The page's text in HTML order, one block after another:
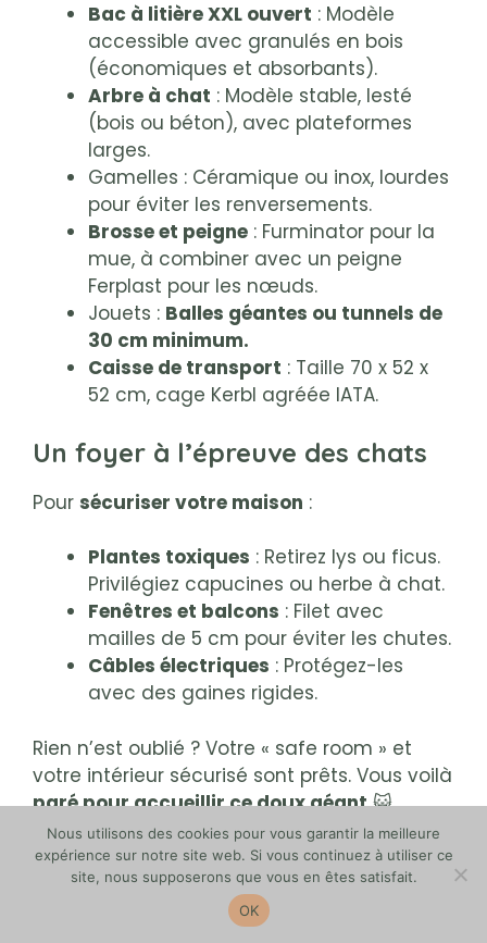
Bac à litière XXL ouvert : Modèle
accessible avec granulés en bois
(économiques et absorbants).
Arbre à chat : Modèle stable, lesté
(bois ou béton), avec plateformes
larges.
Gamelles : Céramique ou inox, lourdes
pour éviter les renversements.
Brosse et peigne : Furminator pour la
mue, à combiner avec un peigne
Ferplast pour les nœuds.
Jouets : Balles géantes ou tunnels de
30 cm minimum.
Caisse de transport : Taille 70 x 52 x
52 cm, cage Kerbl agréée IATA.
Un foyer à l’épreuve des chats
Pour sécuriser votre maison :
Plantes toxiques : Retirez lys ou ficus.
Privilégiez capucines ou herbe à chat.
Fenêtres et balcons : Filet avec
mailles de 5 cm pour éviter les chutes.
Câbles électriques : Protégez-les
avec des gaines rigides.
Rien n’est oublié ? Votre « safe room » et
votre intérieur sécurisé sont prêts. Vous voilà
paré pour accueillir ce doux géant😺
Nous utilisons des cookies pour vous garantir la meilleure
expérience sur notre site web. Si vous continuez à utiliser ce
site, nous supposerons que vous en êtes satisfait.
OK